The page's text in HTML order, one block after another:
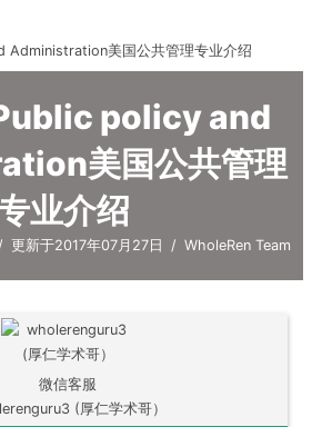
Administration美国公共管理专业介绍
Public policy and
美国公共管理
业介绍
更新于2017年07月27日 / WholeRen Team
微信客服
(厚仁学术哥）